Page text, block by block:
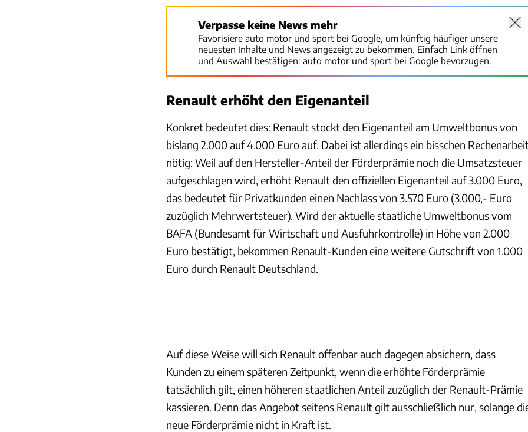
Verpasse keine News mehr
Favorisiere auto motor und sport bei Google, um künftig häufiger unsere
neuesten Inhalte und News angezeigt zu bekommen. Einfach Link öffnen
und Auswahl bestätigen: auto motor und sport bei Google bevorzugen.
Renault erhöht den Eigenanteil
Konkret bedeutet dies: Renault stockt den Eigenanteil am Umweltbonus von
bislang 2.000 auf 4.000 Euro auf. Dabei ist allerdings ein bisschen
nötig: Weil auf den Hersteller-Anteil der Förderprämie noch die Umsatzsteuer
aufgeschlagen wird, erhöht Renault den offiziellen Eigenanteil auf 3.000 Euro,
das bedeutet für Privatkunden einen Nachlass von 3.570 Euro (3.000,- Euro
zuzüglich Mehrwertsteuer). Wird der aktuelle staatliche Umweltbonus vom
BAFA (Bundesamt für Wirtschaft und Ausfuhrkontrolle) in Höhe von 2.000
Euro bestätigt, bekommen Renault-Kunden eine weitere Gutschrift von 1.000
Euro durch Renault Deutschland.
Auf diese Weise will sich Renault offenbar auch dagegen absichern, dass
Kunden zu einem späteren Zeitpunkt, wenn die erhöhte Förderprämie
tatsächlich gilt, einen höheren staatlichen Anteil zuzüglich der Renault-Prämie
kassieren. Denn das Angebot seitens Renault gilt ausschließlich nur, solange
neue Förderprämie nicht in Kraft ist.